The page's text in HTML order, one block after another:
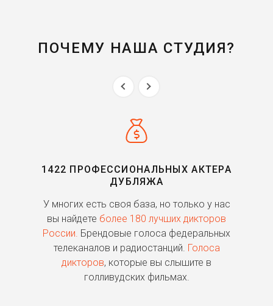
ПОЧЕМУ НАША СТУДИЯ?
1422 ПРОФЕССИОНАЛЬНЫХ АКТЕРА
ДУБЛЯЖА
У многих есть своя база, но только у нас
вы найдете более 180 лучших дикторов
России. Брендовые голоса федеральных
телеканалов и радиостанций. Голоса
дикторов, которые вы слышите в
голливудских фильмах.